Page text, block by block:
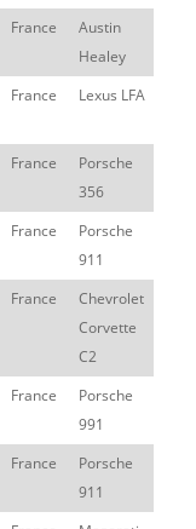
France
Austin
Healey
France Lexus LFA
France
Porsche
356
France
Porsche
911
France
Chevrolet
Corvette
C2
France
Porsche
991
France
Porsche
911